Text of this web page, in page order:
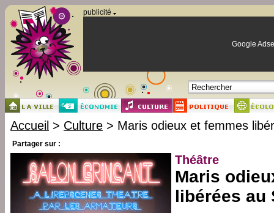
publicité
Google
Accueil > Culture > Maris odieux et femmes
Partager sur :
Théâtre
Maris
libérées au
Panneau de gestion des cookies